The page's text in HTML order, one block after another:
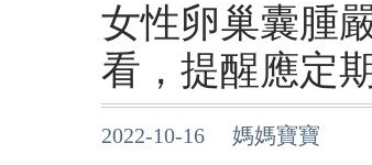
女性卵巢囊腫
看，提醒應定
2022-10-16 媽媽寶寶